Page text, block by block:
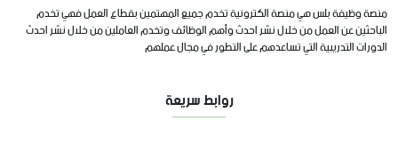
منصة وظيفة بلس هي منصة الكترونية تخدم جميع المهتمين بقطاع العمل فهي تخدم
الباحثين عن العمل من خلال نشر احدث وأهم الوظائف وتخدم العاملين من خلال نشر احدث
الدورات التدريبية التي تساعدهم على التطور في مجال عملهم
روابط سريعة